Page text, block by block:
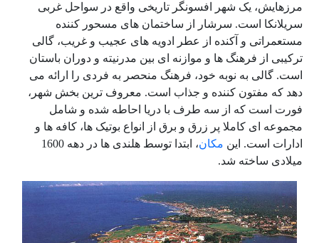
مرزهایش، یک شهر افسونگر تاریخی واقع در سواحل غربی
سریلانکا است. سرشار از ساختمان های مسحور کننده
مستعمراتی و آکنده از عطر ادویه های عجیب و غریب، گالی
ترکیبی از فرهنگ ها و موازنه ای بین مدرنیته و دوران باستان
است. گالی به نوبه خود، فرهنگ منحصر به فردی را ارائه می
دهد که مفتون کننده و جذاب است. معروف ترین بخش شهر،
فورت است که از سه طرف با دریا احاطه شده و شامل
مجموعه ای کاملا پر زرق و برق از انواع بوتیک ها، کافه ها و
ادارات است. این مکان
، ابتدا توسط هلندی ها در دهه 1600
میلادی ساخته شد.